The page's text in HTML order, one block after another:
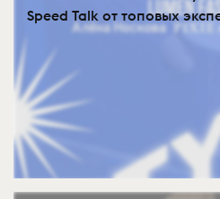
Speed Talk от топовых